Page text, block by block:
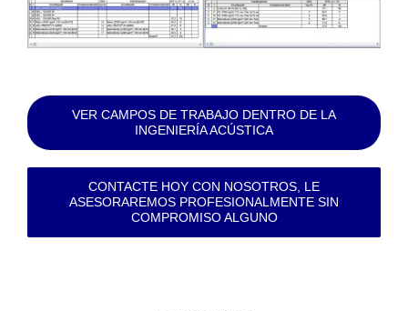
VER CAMPOS DE TRABAJO DENTRO DE LA
INGENIERÍA ACÚSTICA
CONTACTE HOY CON NOSOTROS, LE
ASESORAREMOS PROFESIONALMENTE SIN
COMPROMISO ALGUNO